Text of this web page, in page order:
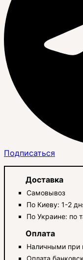
Подписаться
Доставка
Самовывоз
По Киеву: 1-2
По Украине: по
Оплата
Наличными при
Оплата